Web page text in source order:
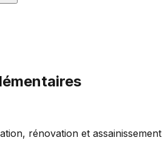
rénovation et assainissement